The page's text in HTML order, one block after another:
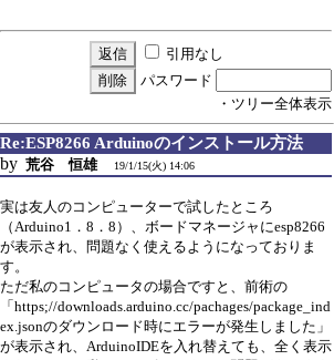
引用なし
パスワード
・ツリー全体表示
Re:ESP8266 Arduinoのインストール方法
by 荒谷 恒雄 19/1/15(火) 14:06
実は友人のコンピューターで試したところ
（Arduino1．8．8）、ボードマネージャにesp8266
が表示され、問題なく使えるようになっておりま
す。
ただ私のコンピュータの場合ですと、前術の
「https;//downloads.arduino.cc/pachages/package_ind
ex.jsonのダウンロード時にエラーが発生しました」
が表示され、ArduinoIDEを入れ替えても、全く表示